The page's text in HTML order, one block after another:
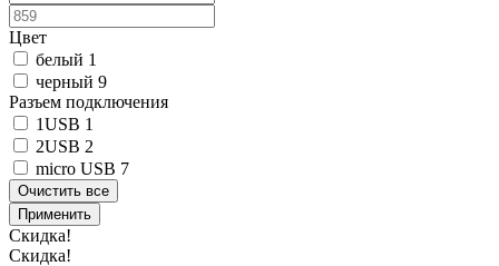
Цвет
белый 1
черный 9
Разъем подключения
1USB 1
2USB 2
micro USB 7
Очистить все
Применить
Скидка!
Скидка!